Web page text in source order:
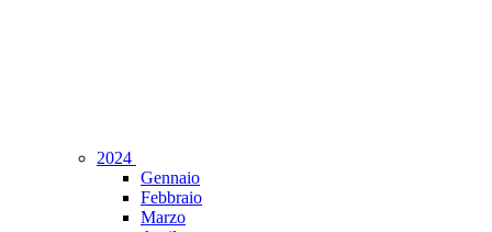
2024
Gennaio
Febbraio
Marzo